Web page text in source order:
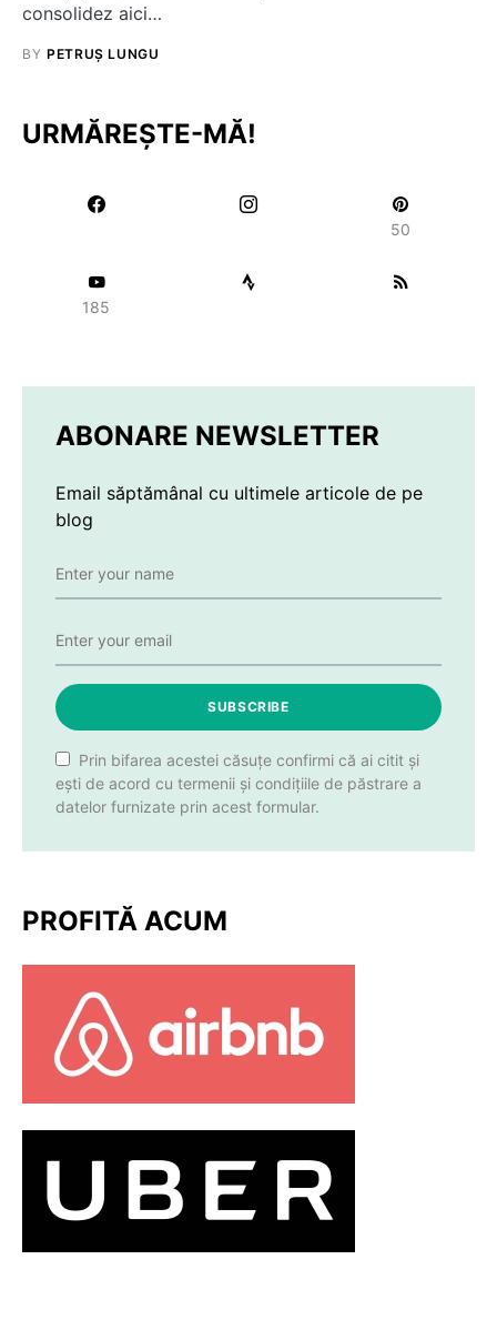
consolidez aici…
BY PETRUȘ LUNGU
URMĂREȘTE-MĂ!
50
185
ABONARE NEWSLETTER
Email săptămânal cu ultimele articole de pe
blog
SUBSCRIBE
Prin bifarea acestei căsuțe confirmi că ai citit și
ești de acord cu termenii și condițiile de păstrare a
datelor furnizate prin acest formular.
PROFITĂ ACUM